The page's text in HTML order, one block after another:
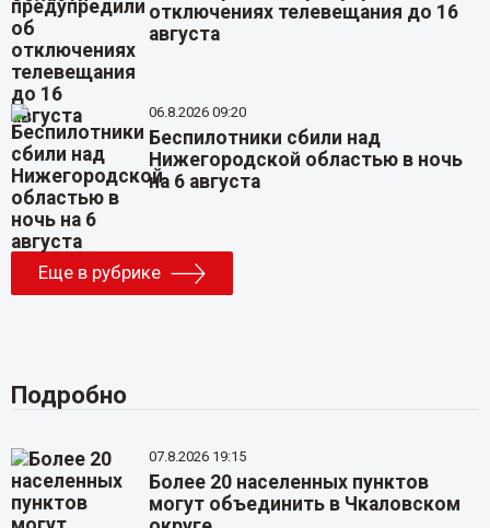
отключениях телевещания до 16
августа
06.8.2026 09:20
Беспилотники сбили над
Нижегородской областью в ночь
на 6 августа
Еще в рубрике
Подробно
07.8.2026 19:15
Более 20 населенных пунктов
могут объединить в Чкаловском